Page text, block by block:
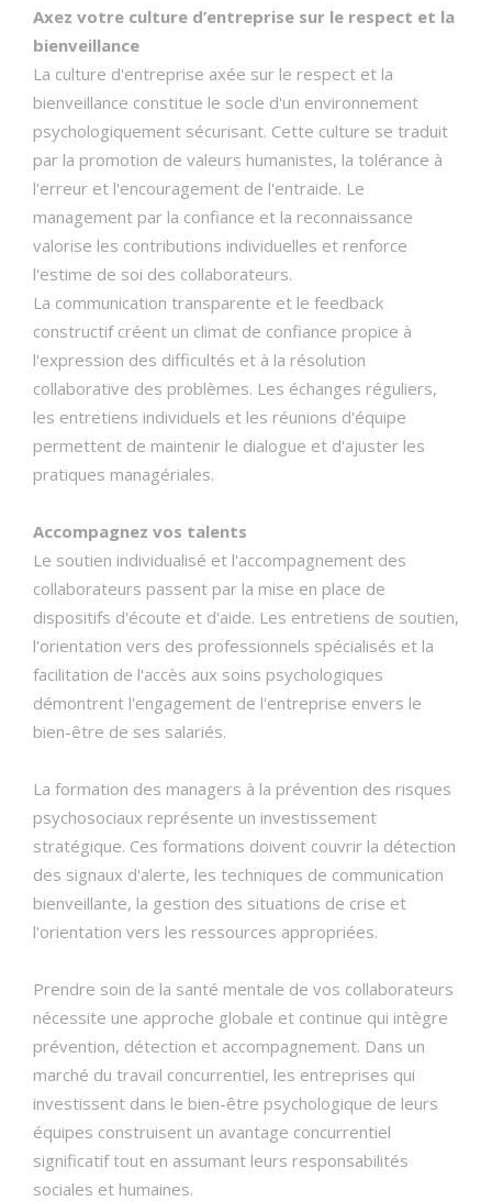
Axez votre culture d’entreprise sur le respect et la
bienveillance
La culture d'entreprise axée sur le respect et la
bienveillance constitue le socle d'un environnement
psychologiquement sécurisant. Cette culture se traduit
par la promotion de valeurs humanistes, la tolérance à
l'erreur et l'encouragement de l'entraide. Le
management par la confiance et la reconnaissance
valorise les contributions individuelles et renforce
l'estime de soi des collaborateurs.
La communication transparente et le feedback
constructif créent un climat de confiance propice à
l'expression des difficultés et à la résolution
collaborative des problèmes. Les échanges réguliers,
les entretiens individuels et les réunions d'équipe
permettent de maintenir le dialogue et d'ajuster les
pratiques managériales.
Accompagnez vos talents
Le soutien individualisé et l'accompagnement des
collaborateurs passent par la mise en place de
dispositifs d'écoute et d'aide. Les entretiens de soutien,
l'orientation vers des professionnels spécialisés et la
facilitation de l'accès aux soins psychologiques
démontrent l'engagement de l'entreprise envers le
bien-être de ses salariés.
La formation des managers à la prévention des risques
psychosociaux représente un investissement
stratégique. Ces formations doivent couvrir la détection
des signaux d'alerte, les techniques de communication
bienveillante, la gestion des situations de crise et
l'orientation vers les ressources appropriées.
Prendre soin de la santé mentale de vos collaborateurs
nécessite une approche globale et continue qui intègre
prévention, détection et accompagnement. Dans un
marché du travail concurrentiel, les entreprises qui
investissent dans le bien-être psychologique de leurs
équipes construisent un avantage concurrentiel
significatif tout en assumant leurs responsabilités
sociales et humaines.